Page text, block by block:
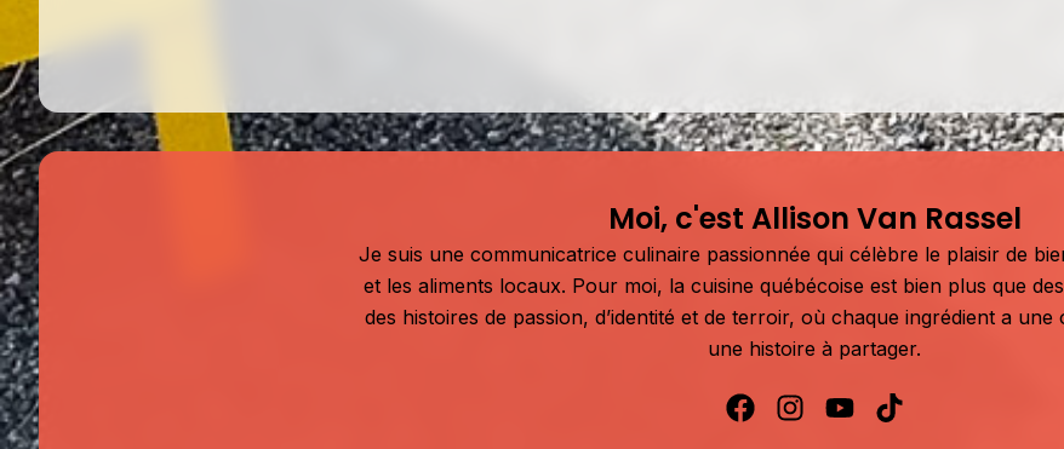
Moi, c'est Allison Van Rassel
Je suis une communicatrice culinaire passionnée qui célèbre le plaisir de
et les aliments locaux. Pour moi, la cuisine québécoise est bien plus que
des histoires de passion, d’identité et de terroir, où chaque ingrédient a
une histoire à partager.